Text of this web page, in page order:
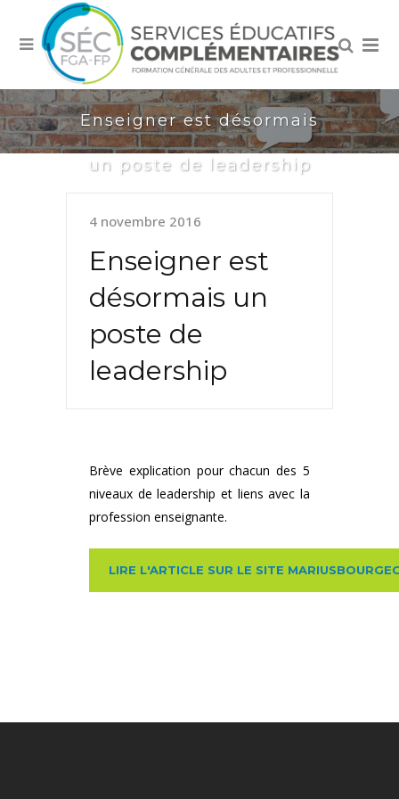
Enseigner est désormais
un poste de leadership
4 novembre 2016
Enseigner est
désormais un
poste de
leadership
Brève explication pour chacun des 5
niveaux de leadership et liens avec la
profession enseignante.
LIRE L'ARTICLE SUR LE SITE